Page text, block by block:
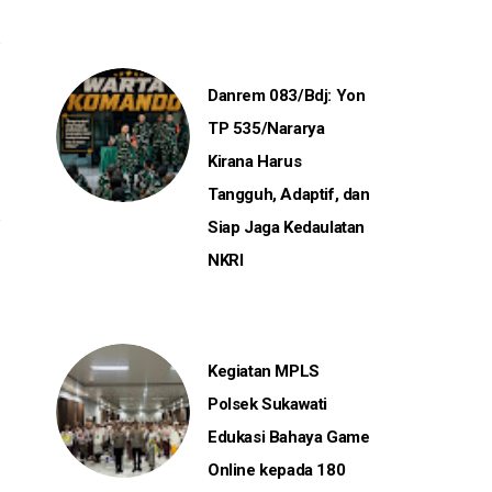
Danrem 083/Bdj: Yon
TP 535/Nararya
Kirana Harus
Tangguh, Adaptif, dan
Siap Jaga Kedaulatan
NKRI
Kegiatan MPLS
Polsek Sukawati
Edukasi Bahaya Game
Online kepada 180